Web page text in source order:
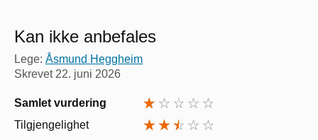
Kan ikke anbefales
Lege: Åsmund Heggheim
Skrevet22. juni 2026
Samlet vurdering
Tilgjengelighet